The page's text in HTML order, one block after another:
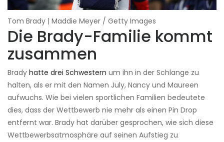
Tom Brady | Maddie Meyer / Getty Images
Die Brady-Familie kommt
zusammen
Brady hatte drei Schwestern um ihn in der Schlange zu
halten, als er mit den Namen July, Nancy und Maureen
aufwuchs. Wie bei vielen sportlichen Familien bedeutete
dies, dass der Wettbewerb nie mehr als einen Pin Drop
entfernt war. Brady hat darüber gesprochen, wie sich diese
Wettbewerbsatmosphäre auf seinen Aufstieg zu